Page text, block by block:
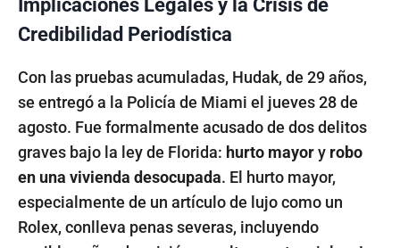
Implicaciones Legales y la Crisis de
Credibilidad Periodística
Con las pruebas acumuladas, Hudak, de 29 años,
se entregó a la Policía de Miami el jueves 28 de
agosto. Fue formalmente acusado de dos delitos
graves bajo la ley de Florida: hurto mayory robo
en una vivienda desocupada. El hurto mayor,
especialmente de un artículo de lujo como un
Rolex, conlleva penas severas, incluyendo